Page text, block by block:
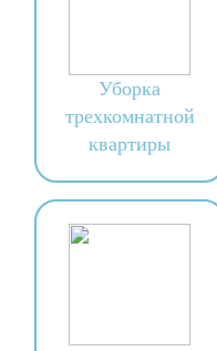
Уборка
трехкомнатной
квартиры